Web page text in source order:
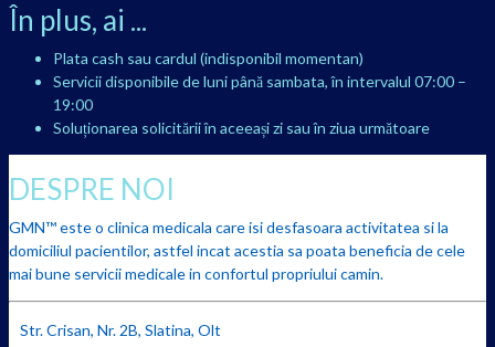
În plus, ai ...
Plata cash sau cardul (indisponibil momentan)
Servicii disponibile de luni până sambata, în intervalul 07:00 –
19:00
Soluționarea solicitării în aceeași zi sau în ziua următoare
DESPRE NOI
GMN™ este o clinica medicala care isi desfasoara activitatea si la
domiciliul pacientilor, astfel incat acestia sa poata beneficia de cele
mai bune servicii medicale in confortul propriului camin.
Str. Crisan, Nr. 2B, Slatina, Olt